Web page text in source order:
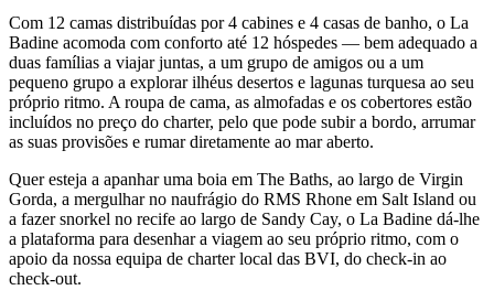
Com 12 camas distribuídas por 4 cabines e 4 casas de banho, o La
Badine acomoda com conforto até 12 hóspedes — bem adequado a
duas famílias a viajar juntas, a um grupo de amigos ou a um
pequeno grupo a explorar ilhéus desertos e lagunas turquesa ao seu
próprio ritmo. A roupa de cama, as almofadas e os cobertores estão
incluídos no preço do charter, pelo que pode subir a bordo, arrumar
as suas provisões e rumar diretamente ao mar aberto.
Quer esteja a apanhar uma boia em The Baths, ao largo de Virgin
Gorda, a mergulhar no naufrágio do RMS Rhone em Salt Island ou
a fazer snorkel no recife ao largo de Sandy Cay, o La Badine dá-lhe
a plataforma para desenhar a viagem ao seu próprio ritmo, com o
apoio da nossa equipa de charter local das BVI, do check-in ao
check-out.